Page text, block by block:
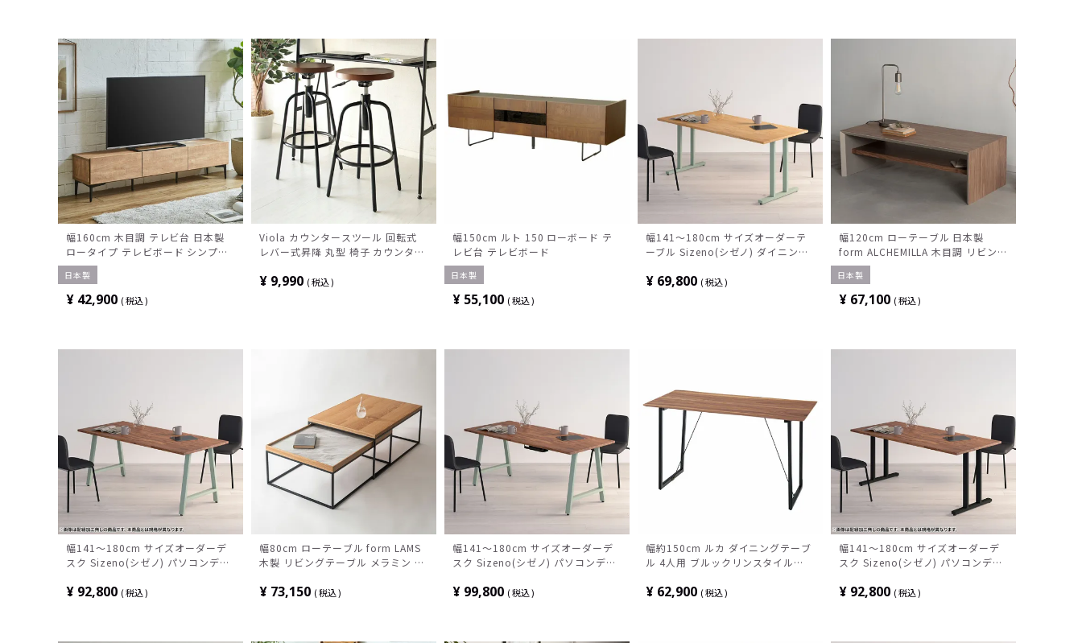
幅160cm 木目調 テレビ台 日本製
ロータイプ テレビボード シンプル
TVボード おしゃれ TV台 収納 ロー
ボード 脚付き 北欧 ナチュラル ブ
ラウン ルンバブル
日本製
¥ 42,900 税込
Viola カウンタースツール 回転式
レバー式昇降 丸型 椅子 カウンター
¥ 9,990 税込
幅150cm ルト 150 ローボード テ
レビ台 テレビボード
日本製
¥ 55,100 税込
幅141～180cm サイズオーダーテ
ーブル Sizeno(シゼノ) ダイニング
チール脚 天然木 テーブル 長方形
¥ 69,800 税込
幅120cm ローテーブル 日本製
form ALCHEMILLA 木目調 リビン
グテーブル モルタル調 センターテ
ーブル 石目調 おしゃれ 収納棚 ウ
ッディ モダン ブラウン グレー 完
日本製
¥ 67,100 税込
幅141～180cm サイズオーダーデ
スク Sizeno(シゼノ) パソコンデス
脚 スチール脚 天然木 パソコンデス
¥ 92,800 税込
幅80cm ローテーブル form LAMS
木製 リビングテーブル メラミン 大
れ ネストテーブル ウッディ モダン
¥ 73,150 税込
幅141～180cm サイズオーダーデ
スク Sizeno(シゼノ) パソコンデス
脚 スチール脚 天然木 パソコンデス
¥ 99,800 税込
幅約150cm ルカ ダイニングテーブ
ル 4人用 ブルックリンスタイル
¥ 62,900 税込
幅141～180cm サイズオーダーデ
スク Sizeno(シゼノ) パソコンデス
脚 スチール脚 天然木 パソコンデス
¥ 92,800 税込